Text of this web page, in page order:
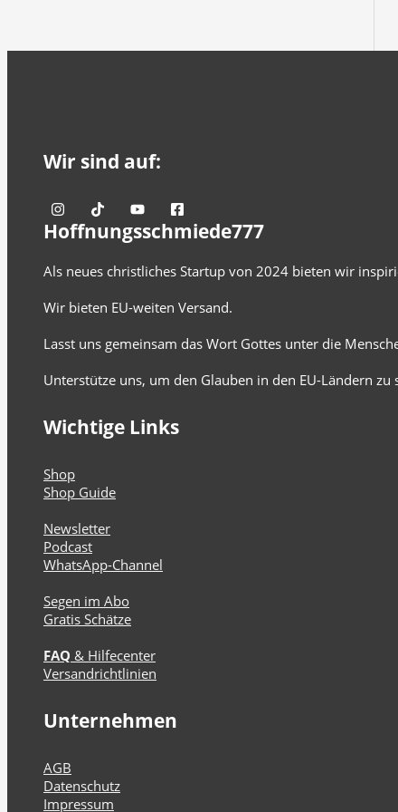
Wir sind auf:
Hoffnungsschmiede777
Als neues christliches Startup von 2024 bieten wir
Wir bieten EU-weiten Versand.
Lasst uns gemeinsam das Wort Gottes unter die
Unterstütze uns, um den Glauben in den EU-Ländern zu
Wichtige Links
Shop
Shop Guide
Newsletter
Podcast
WhatsApp-Channel
Segen im Abo
Gratis Schätze
FAQ & Hilfecenter
Versandrichtlinien
Unternehmen
AGB
Datenschutz
Impressum